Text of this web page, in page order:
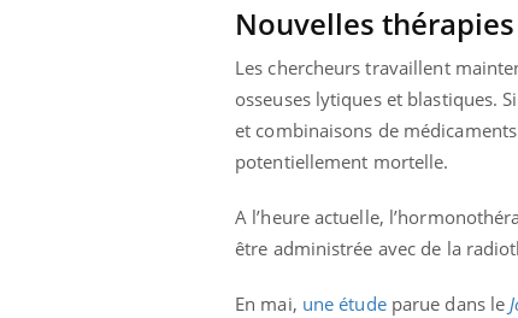
Nouvelles
Les chercheurs travaillent
osseuses lytiques et blastiques.
et combinaisons de
potentiellement mortelle.
A l’heure actuelle,
être administrée avec de la
En mai, une étudeparue dans le
Il y a des sujets qui sont faciles à aborder...
d'autres non ! D'un côté, poser des
questions sur la maladie d'un proche c'est